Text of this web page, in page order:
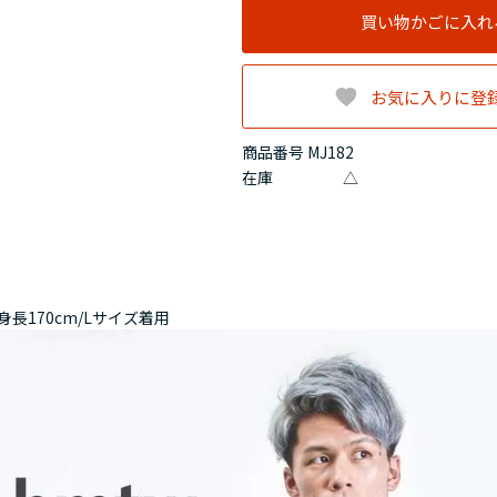
商品番号 MJ182
在庫 △
買い物かごに入れ
お気に入りに登
長170cm/Lサイズ着用